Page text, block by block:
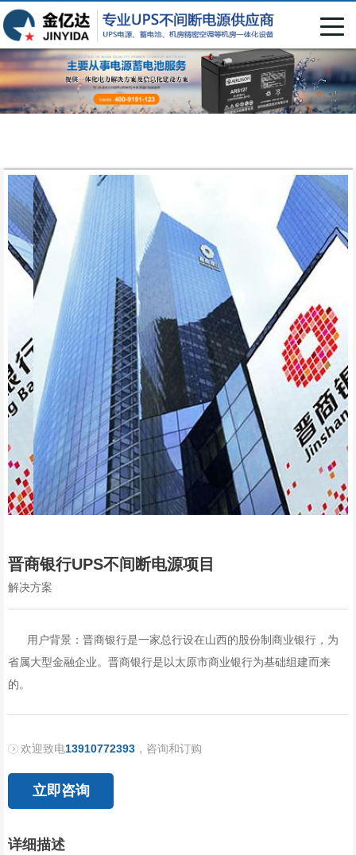
晋商银行UPS不间断电源项目
解决方案
用户背景：晋商银行是一家总行设在山西的股份制商业银行，为
省属大型金融企业。晋商银行是以太原市商业银行为基础组建而来
的。
欢迎致电13910772393 ，咨询和订购
立即咨询
详细描述